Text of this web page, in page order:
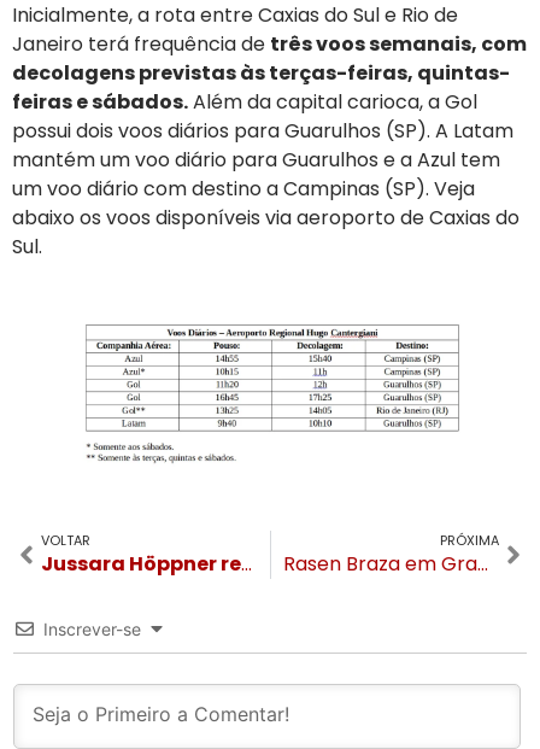
Inicialmente, a rota entre Caxias do Sul e Rio de
Janeiro terá frequência de três voos semanais, com
decolagens previstas às terças-feiras, quintas-
feiras e sábados.Além da capital carioca, a Gol
possui dois voos diários para Guarulhos (SP). A Latam
mantém um voo diário para Guarulhos e a Azul tem
um voo diário com destino a Campinas (SP). Veja
abaixo os voos disponíveis via aeroporto de Caxias do
Sul.
VOLTAR
Jussara Höppner receberá o Troféu Silvia Zorzanello no Festuris
PRÓXIMA
Rasen Braza em Gramado terá carnes nobres e prime rib coberto com folhas de ouro comestível
Inscrever-se